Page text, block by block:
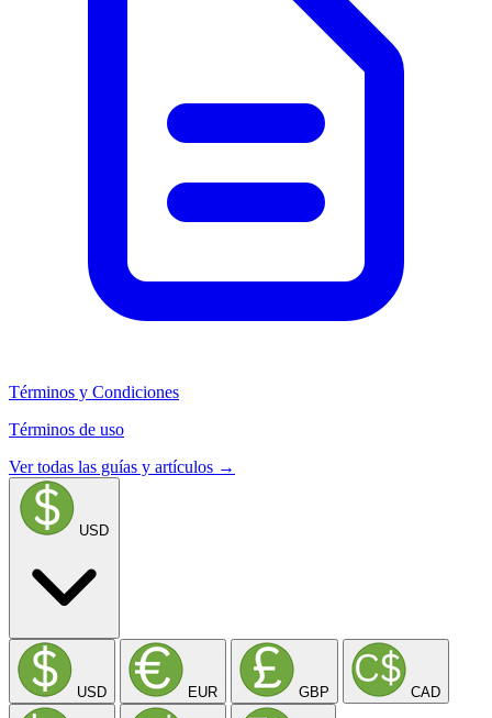
Términos y Condiciones
Términos de uso
Ver todas las guías y artículos →
USD
USD EUR GBP CAD